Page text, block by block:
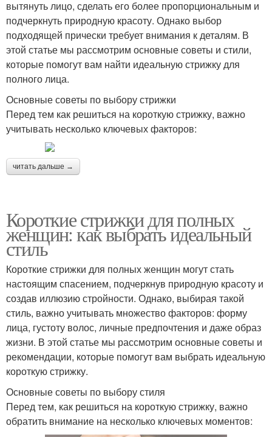
вытянуть лицо, сделать его более пропорциональным и
подчеркнуть природную красоту. Однако выбор
подходящей прически требует внимания к деталям. В
этой статье мы рассмотрим основные советы и стили,
которые помогут вам найти идеальную стрижку для
полного лица.
Основные советы по выбору стрижки
Перед тем как решиться на короткую стрижку, важно
учитывать несколько ключевых факторов:
читать дальше →
Короткие стрижки для полных
женщин: как выбрать идеальный
стиль
Короткие стрижки для полных женщин могут стать
настоящим спасением, подчеркнув природную красоту и
создав иллюзию стройности. Однако, выбирая такой
стиль, важно учитывать множество факторов: форму
лица, густоту волос, личные предпочтения и даже образ
жизни. В этой статье мы рассмотрим основные советы и
рекомендации, которые помогут вам выбрать идеальную
короткую стрижку.
Основные советы по выбору стиля
Перед тем, как решиться на короткую стрижку, важно
обратить внимание на несколько ключевых моментов: